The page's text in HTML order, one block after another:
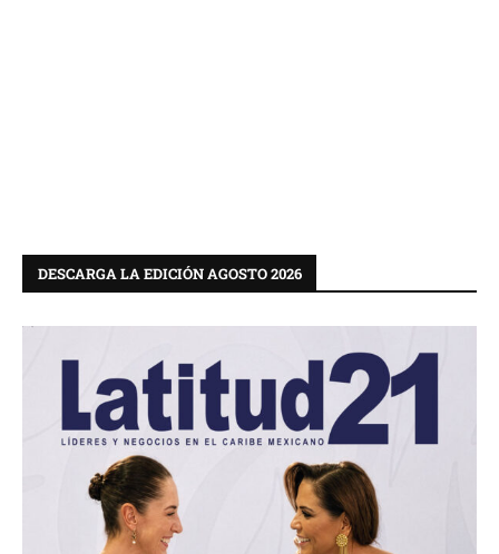
DESCARGA LA EDICIÓN AGOSTO 2026